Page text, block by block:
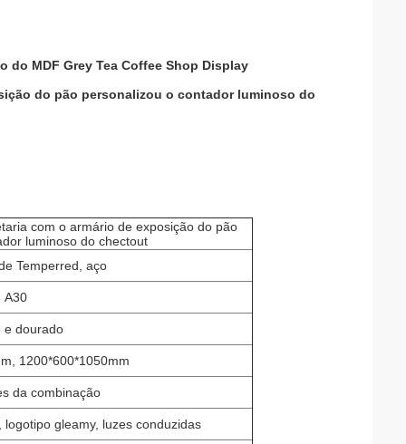
do MDF Grey Tea Coffee Shop Display
do pão personalizou o contador luminoso do
com o armário de exposição do pão
luminoso do chectout
Temperred, aço
A30
e dourado
1200*600*1050mm
da combinação
gleamy, luzes conduzidas